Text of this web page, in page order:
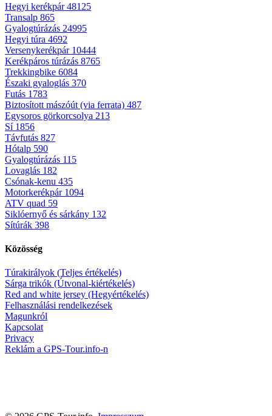
Hegyi kerékpár48125
Transalp 865
Gyalogtúrázás 24995
Hegyi túra 4692
Versenykerékpár 10444
Kerékpáros túrázás 8765
Trekkingbike 6084
Északi gyaloglás 370
Futás 1783
Biztosított mászóút (via ferrata) 487
Egysoros görkorcsolya 213
Sí 1856
Távfutás 827
Hótalp 590
Gyalogtúrázás 115
Lovaglás 182
Csónak-kenu 435
Motorkerékpár 1094
ATV quad 59
Siklóernyő és sárkány 132
Sítúrák 398
Közösség
Túrakirályok (Teljes értékelés)
Sárga trikók (Útvonal-kiértékelés)
Red and white jersey (Hegyértékelés)
Felhasználási rendelkezések
Magunkról
Kapcsolat
Privacy
Reklám a GPS-Tour.info-n